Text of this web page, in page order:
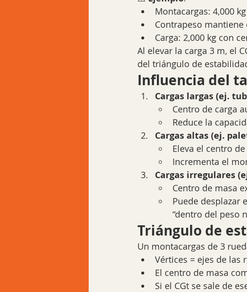
Montacargas: 4,000 kg
Contrapeso mantiene
Carga: 2,000 kg con
Al elevar la carga 3 m, el
del triángulo de
Influencia del
Cargas largas (ej.
Centro de carga
Reduce la
Cargas altas (ej.
Eleva el centro
Incrementa el
Cargas irregulares
Centro de masa
Puede desplazar
“dentro del peso
Triángulo de
Un montacargas de 3
Vértices = ejes de las
El centro de masa
Si el CGt se sale de